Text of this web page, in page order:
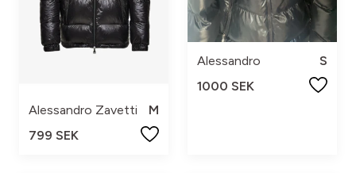
Alessandro Zavetti
M
799 SEK
Alessandro
S
1000 SEK